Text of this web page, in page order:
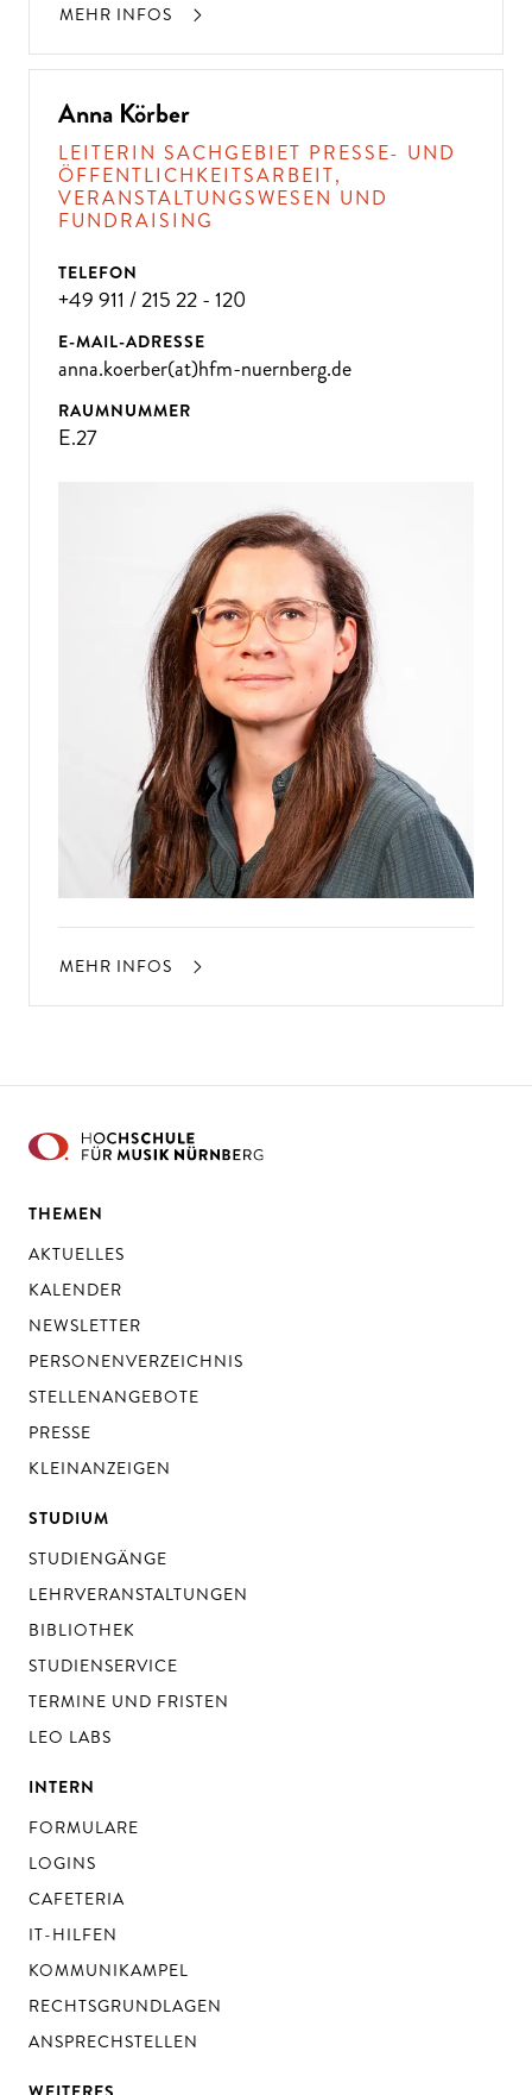
MEHR INFOS
Anna Körber
LEITERIN SACHGEBIET PRESSE- UND
ÖFFENTLICHKEITSARBEIT,
VERANSTALTUNGSWESEN UND
FUNDRAISING
TELEFON
+49 911 / 215 22 - 120
E-MAIL-ADRESSE
anna.koerber(at)hfm-nuernberg.de
RAUMNUMMER
E.27
MEHR INFOS
THEMEN
AKTUELLES
KALENDER
NEWSLETTER
PERSONENVERZEICHNIS
STELLENANGEBOTE
PRESSE
KLEINANZEIGEN
STUDIUM
STUDIENGÄNGE
LEHRVERANSTALTUNGEN
BIBLIOTHEK
STUDIENSERVICE
TERMINE UND FRISTEN
LEO LABS
INTERN
FORMULARE
LOGINS
CAFETERIA
IT-HILFEN
KOMMUNIKAMPEL
RECHTSGRUNDLAGEN
ANSPRECHSTELLEN